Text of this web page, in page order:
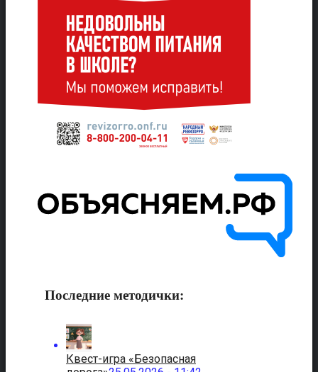
Последние методички:
Квест-игра «Безопасная